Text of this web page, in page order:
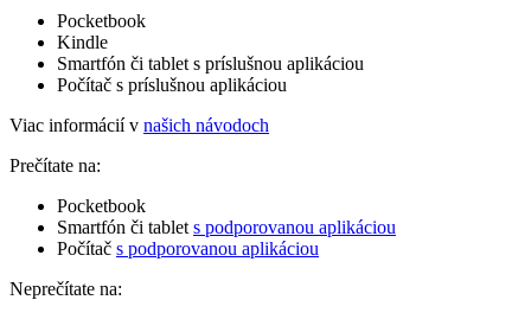
Pocketbook
Kindle
Smartfón či tablet s príslušnou aplikáciou
Počítač s príslušnou aplikáciou
Viac informácií v našich návodoch
Prečítate na:
Pocketbook
Smartfón či tablet s podporovanou aplikáciou
Počítač s podporovanou aplikáciou
Neprečítate na: